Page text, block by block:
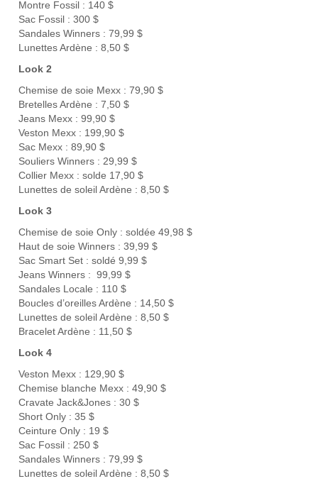
Montre Fossil : 140 $
Sac Fossil : 300 $
Sandales Winners : 79,99 $
Lunettes Ardène : 8,50 $
Look 2
Chemise de soie Mexx : 79,90 $
Bretelles Ardène : 7,50 $
Jeans Mexx : 99,90 $
Veston Mexx : 199,90 $
Sac Mexx : 89,90 $
Souliers Winners : 29,99 $
Collier Mexx : solde 17,90 $
Lunettes de soleil Ardène : 8,50 $
Look 3
Chemise de soie Only : soldée 49,98 $
Haut de soie Winners : 39,99 $
Sac Smart Set : soldé 9,99 $
Jeans Winners : 99,99 $
Sandales Locale : 110 $
Boucles d’oreilles Ardène : 14,50 $
Lunettes de soleil Ardène : 8,50 $
Bracelet Ardène : 11,50 $
Look 4
Veston Mexx : 129,90 $
Chemise blanche Mexx : 49,90 $
Cravate Jack&Jones : 30 $
Short Only : 35 $
Ceinture Only : 19 $
Sac Fossil : 250 $
Sandales Winners : 79,99 $
Lunettes de soleil Ardène : 8,50 $